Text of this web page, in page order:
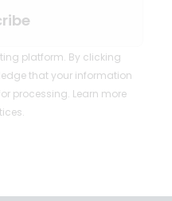
platform. By clicking
that your information
processing. Learn more